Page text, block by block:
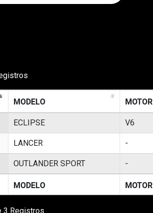
MODELO MOTOR
ECLIPSE V6
LANCER -
OUTLANDER SPORT -
MODELO MOTOR
3 Registros